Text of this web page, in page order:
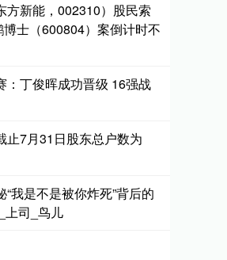
方新能，002310）股民索
士（600804）案倒计时不
：丁俊晖成功晋级 16强战
止7月31日股东总户数为
我是不是被你炸死”背后的
上司_鸟儿